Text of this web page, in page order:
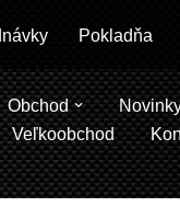
Pokladňa
Obchod
Veľkoobchod